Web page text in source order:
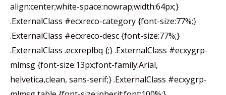
align:center;white-space:nowrap;width:64px;}
.ExternalClass #ecxreco-category {font-size:77%;}
.ExternalClass #ecxreco-desc {font-size:77%;}
.ExternalClass .ecxreplbq {;} .ExternalClass #ecxygrp-
mlmsg {font-size:13px;font-family:Arial,
helvetica,clean, sans-serif;} .ExternalClass #ecxygrp-